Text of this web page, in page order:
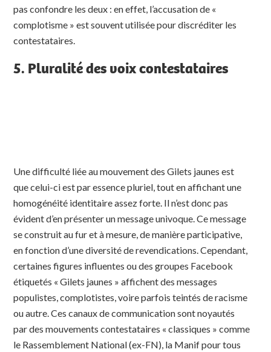
pas confondre les deux : en effet, l’accusation de «
complotisme » est souvent utilisée pour discréditer les
contestataires.
5. Pluralité des voix contestataires
Une difficulté liée au mouvement des Gilets jaunes est
que celui-ci est par essence pluriel, tout en affichant une
homogénéité identitaire assez forte. Il n’est donc pas
évident d’en présenter un message univoque. Ce message
se construit au fur et à mesure, de manière participative,
en fonction d’une diversité de revendications. Cependant,
certaines figures influentes ou des groupes Facebook
étiquetés « Gilets jaunes » affichent des messages
populistes, complotistes, voire parfois teintés de racisme
ou autre. Ces canaux de communication sont noyautés
par des mouvements contestataires « classiques » comme
le Rassemblement National (ex-FN), la Manif pour tous